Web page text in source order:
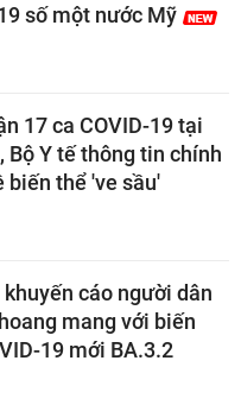
số một nước Mỹ
17 ca COVID-19 tại
Bộ Y tế thông tin chính
biến thể 've sầu'
khuyến cáo người dân
mang với biến
19 mới BA.3.2